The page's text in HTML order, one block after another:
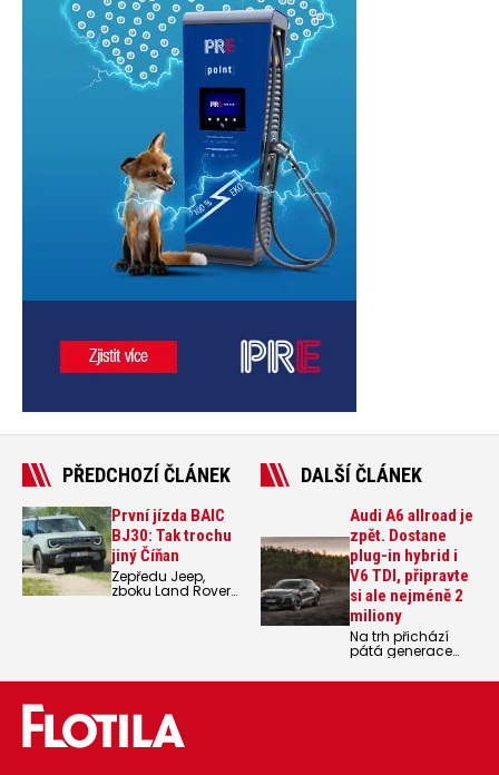
PŘEDCHOZÍ ČLÁNEK
První jízda BAIC
BJ30: Tak trochu
jiný Číňan
Zepředu Jeep,
zboku Land Rover,
trochu jiné auto z
dotáhnout, ale
svého kupce by si
BAIC BJ30 najít
DALŠÍ ČLÁNEK
Audi A6 allroad je
zpět. Dostane
plug-in hybrid i
V6 TDI, připravte
si ale nejméně 2
miliony
Na trh přichází
pátá generace
allroad, jednoho z